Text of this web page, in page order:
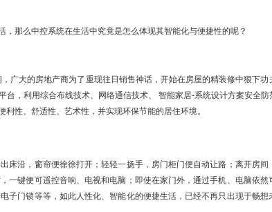
那么中控系统在生活中究竟是怎么体现其智能化与便捷性的呢？
大的房地产商为了重现往日销售神话，开始在房屋的精装修中狠下
，利用综合布线技术、网络通信技术、 智能家居-系统设计方案安全
性、舒适性、艺术性，并实现环保节能的居住环境。
沿，窗帘便徐徐打开；轻轻一扬手，房门柜门便自动让路；离开房间
键便可遥控音响、电视和电脑；即使在家门外，通过手机、电脑依然
门锁等等，如此人性化、智能化的便捷生活，已经不再只出现于畅想